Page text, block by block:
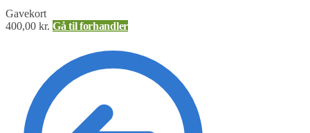
Gavekort
400,00 kr. Gå til forhandler